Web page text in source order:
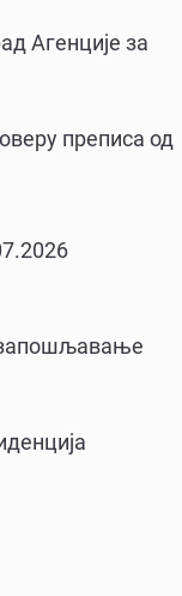
Агенције за
преписа од
запошљавање